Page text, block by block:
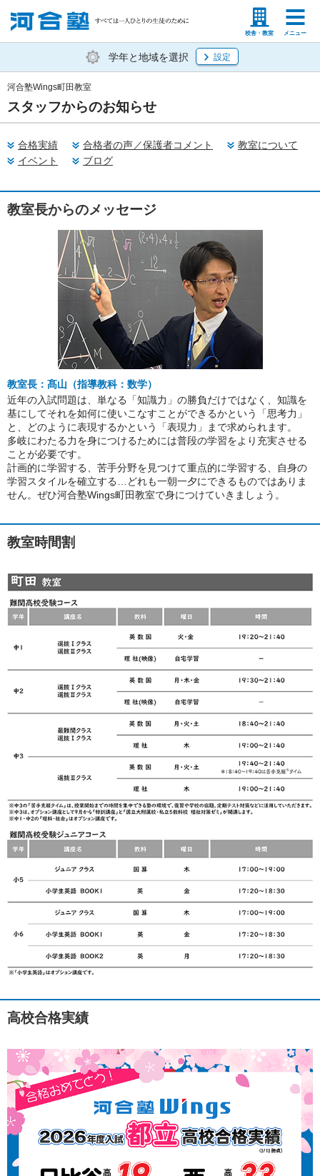
校舎・教室 メニュー
塾生の方 高等学校の先生
学年と地域を選択 設定
スタッフからのお知らせ
河合塾Wings町田教室
合格実績 合格者の声／保護者コメント
教室について
イベント
ブログ
教室長からのメッセージ
教室長：髙山（指導教科：数学）
近年の入試問題は、単なる「知識力」の勝負だけではなく、知識を
基にしてそれを如何に使いこなすことができるかという「思考力」
と、どのように表現するかという「表現力」まで求められます。
多岐にわたる力を身につけるためには普段の学習をより充実させる
ことが必要です。
計画的に学習する、苦手分野を見つけて重点的に学習する、自身の
学習スタイルを確立する…どれも一朝一夕にできるものではありま
せん。ぜひ河合塾Wings町田教室で身につけていきましょう。
教室時間割
高校合格実績